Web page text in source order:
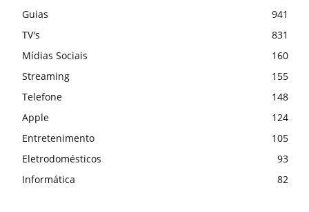
Guias
941
TV's
831
Mídias Sociais
160
Streaming
155
Telefone
148
Apple
124
Entretenimento
105
Eletrodomésticos
93
Informática
82